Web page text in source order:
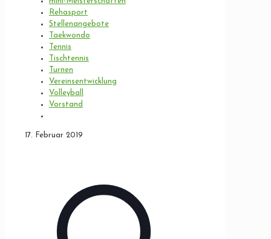
Rehasport
Stellenangebote
Taekwondo
Tennis
Tischtennis
Turnen
Vereinsentwicklung
Volleyball
Vorstand
17. Februar 2019